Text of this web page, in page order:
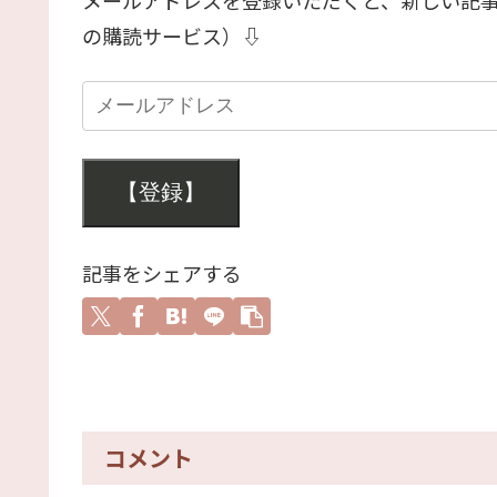
の購読サービス）⇩
【登録】
記事をシェアする
コメント